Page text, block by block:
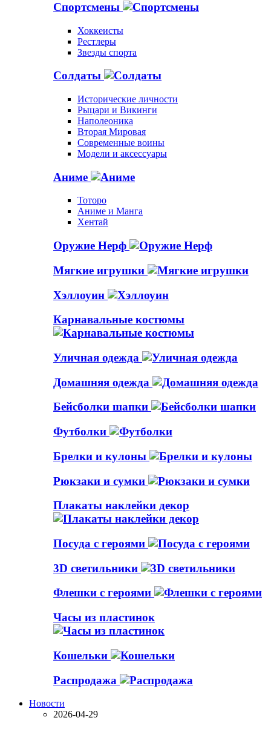
Спортсмены
Хоккеисты
Рестлеры
Звезды спорта
Солдаты
Исторические личности
Рыцари и Викинги
Наполеоника
Вторая Мировая
Современные воины
Модели и аксессуары
Аниме
Тоторо
Аниме и Манга
Хентай
Оружие Нерф
Мягкие игрушки
Хэллоуин
Карнавальные костюмы
Уличная одежда
Домашняя одежда
Бейсболки шапки
Футболки
Брелки и кулоны
Рюкзаки и сумки
Плакаты наклейки декор
Посуда с героями
3D светильники
Флешки с героями
Часы из пластинок
Кошельки
Распродажа
Новости
2026-04-29